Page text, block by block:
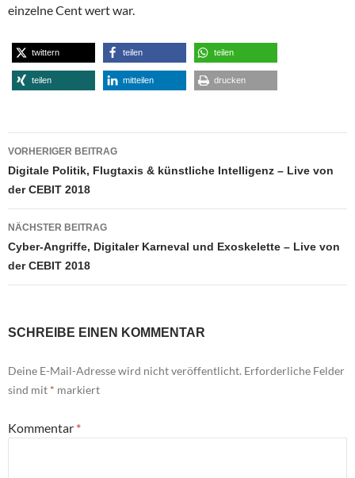
einzelne Cent wert war.
twittern teilen teilen
teilen mitteilen drucken
Beitragsnavigation
VORHERIGER BEITRAG
Digitale Politik, Flugtaxis & künstliche Intelligenz – Live von
der CEBIT 2018
NÄCHSTER BEITRAG
Cyber-Angriffe, Digitaler Karneval und Exoskelette – Live von
der CEBIT 2018
SCHREIBE EINEN KOMMENTAR
Deine E-Mail-Adresse wird nicht veröffentlicht. Erforderliche Felder
sind mit * markiert
Kommentar *